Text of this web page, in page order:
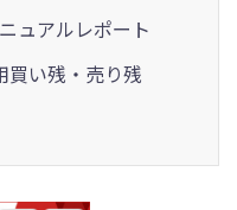
ュアルレポート
買い残・売り残